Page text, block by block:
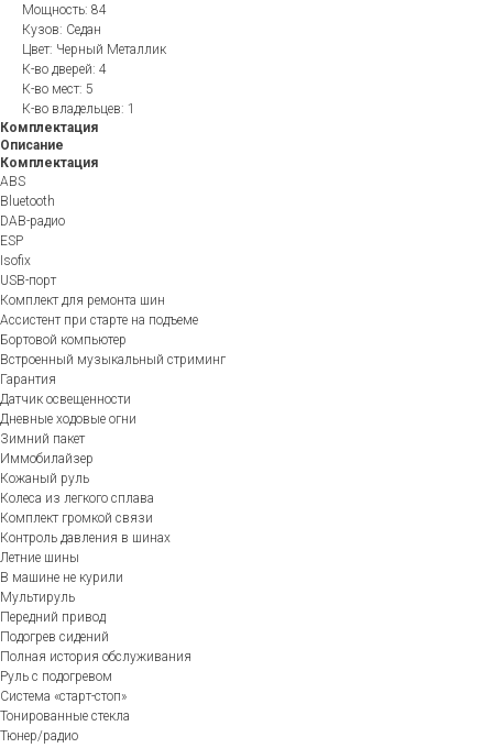
Мощность: 84
Кузов: Седан
Цвет: Черный Металлик
К-во дверей: 4
К-во мест: 5
К-во владельцев: 1
Комплектация
Описание
Комплектация
ABS
Bluetooth
DAB-радио
ESP
Isofix
USB-порт
Комплект для ремонта шин
Ассистент при старте на подъеме
Бортовой компьютер
Встроенный музыкальный стриминг
Гарантия
Датчик освещенности
Дневные ходовые огни
Зимний пакет
Иммобилайзер
Кожаный руль
Колеса из легкого сплава
Комплект громкой связи
Контроль давления в шинах
Летние шины
В машине не курили
Мультируль
Передний привод
Подогрев сидений
Полная история обслуживания
Руль с подогревом
Система «старт-стоп»
Тонированные стекла
Тюнер/радио